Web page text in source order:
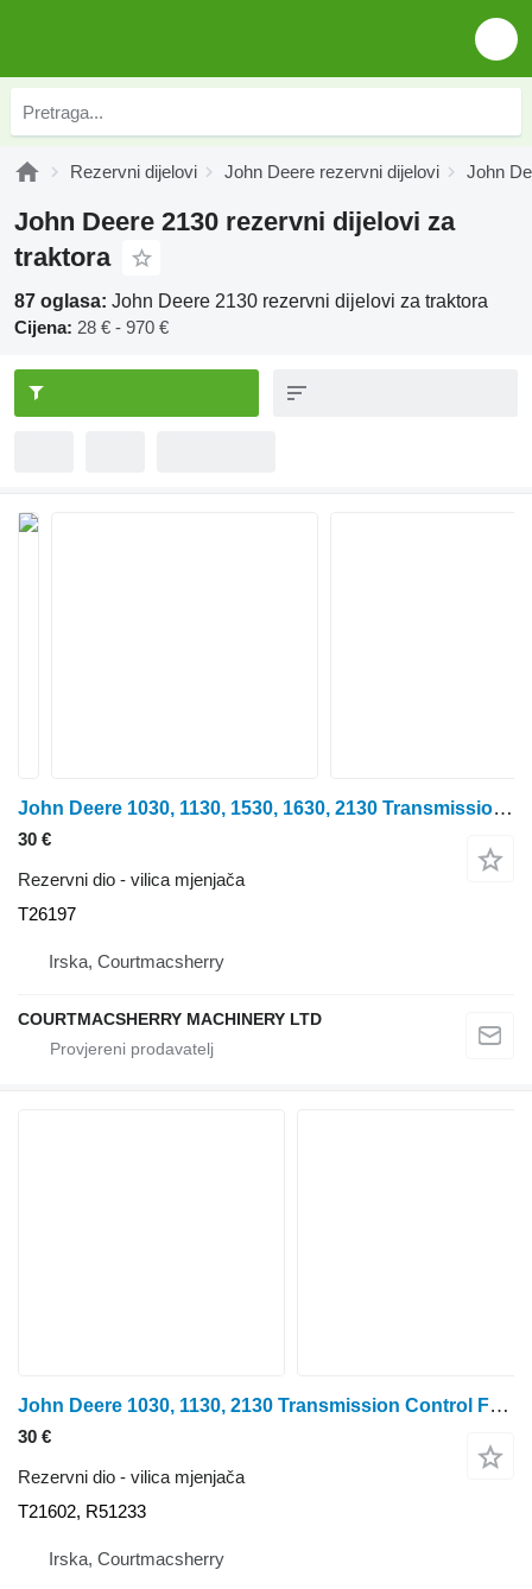
Rezervni dijelovi John Deere rezervni dijelovi John
John Deere 2130 rezervni dijelovi za
traktora
87 oglasa: John Deere 2130 rezervni dijelovi za traktora
Cijena: 28 € - 970 €
John Deere 1030, 1130, 1530, 1630, 2130 Transmission Control Fork T26197 vilica mjenjača za traktora na kotačima
30 €
Rezervni dio - vilica mjenjača
T26197
Irska, Courtmacsherry
COURTMACSHERRY MACHINERY LTD
John Deere 1030, 1130, 2130 Transmission Control Fork , R6055 T21602, R51233 vilica mjenjača za traktora na kotačima
30 €
Rezervni dio - vilica mjenjača
T21602, R51233
Irska, Courtmacsherry